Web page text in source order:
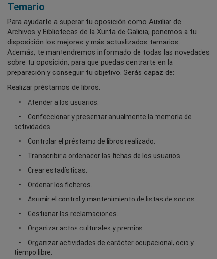
Temario
Para ayudarte a superar tu oposición como Auxiliar de
Archivos y Bibliotecas de la Xunta de Galicia, ponemos a tu
disposición los mejores y más actualizados temarios.
Además, te mantendremos informado de todas las novedades
sobre tu oposición, para que puedas centrarte en la
preparación y conseguir tu objetivo. Serás capaz de:
Realizar préstamos de libros.
Atender a los usuarios.
Confeccionar y presentar anualmente la memoria de
actividades.
Controlar el préstamo de libros realizado.
Transcribir a ordenador las fichas de los usuarios.
Crear estadísticas.
Ordenar los ficheros.
Asumir el control y mantenimiento de listas de socios.
Gestionar las reclamaciones.
Organizar actos culturales y premios.
Organizar actividades de carácter ocupacional, ocio y
tiempo libre.